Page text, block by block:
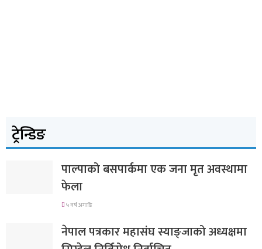
ट्रेन्डिङ
पाल्पाको बसपार्कमा एक जना मृत अवस्थामा
फेला
५ वर्ष अगाडि
नेपाल पत्रकार महासंघ स्याङ्जाको अध्यक्षमा